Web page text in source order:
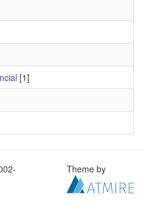
[1]
Theme by